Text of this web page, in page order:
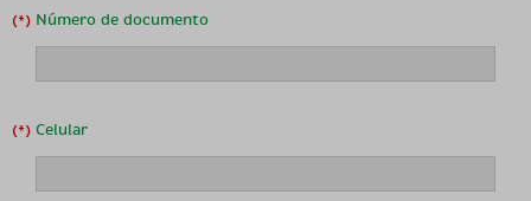
Número de documento
Celular